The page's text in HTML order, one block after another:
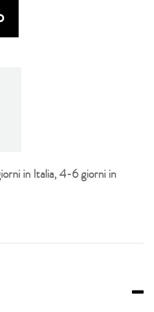
in Italia, 4-6 giorni in